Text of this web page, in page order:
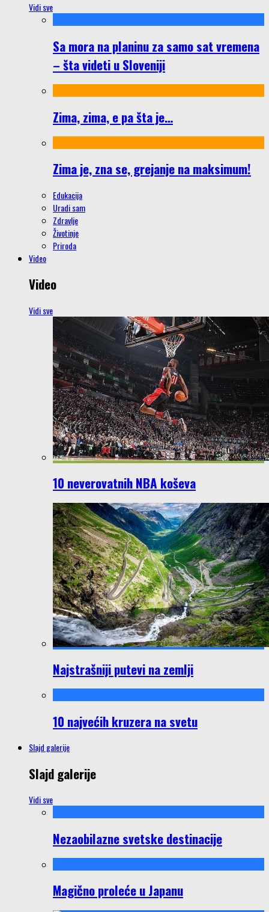
Vidi sve
Sa mora na planinu za samo sat vremena
– šta videti u Sloveniji
Zima, zima, e pa šta je…
Zima je, zna se, grejanje na maksimum!
Edukacija
Uradi sam
Zdravlje
Životinje
Priroda
Video
Video
Vidi sve
10 neverovatnih NBA koševa
Najstrašniji putevi na zemlji
10 najvećih kruzera na svetu
Slajd galerije
Slajd galerije
Vidi sve
Nezaobilazne svetske destinacije
Magično proleće u Japanu